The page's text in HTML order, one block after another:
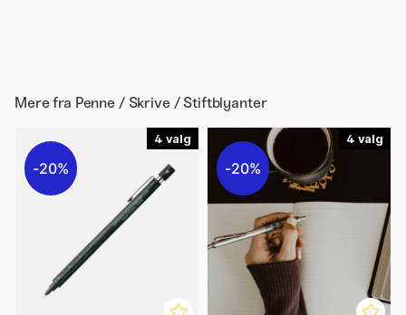
Mere fra Penne / Skrive / Stiftblyanter
4
20%
4
20%